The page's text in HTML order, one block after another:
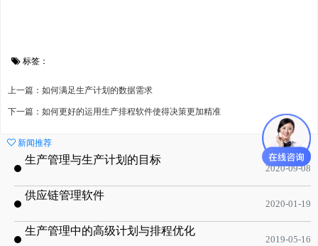
标签：
上一篇：如何满足生产计划的数据需求
下一篇：如何更好的运用生产排程软件使得决策更加精准
新闻推荐
生产管理与生产计划的目标
2020-09-08
供应链管理软件
2020-01-19
生产管理中的高级计划与排程优化
2019-05-16